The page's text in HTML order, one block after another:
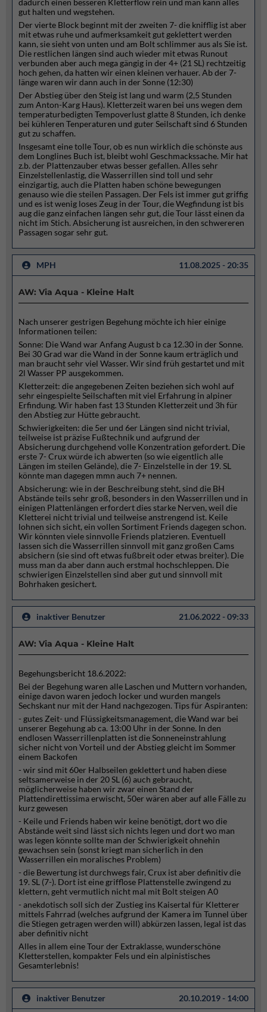
dadurch einen besseren Kletterflow rein und man kann alles
gut halten und wegstehen.
Der vierte Block beginnt mit der zweiten 7- die knifflig ist aber
mit etwas ruhe und aufmerksamkeit gut geklettert werden
kann, sie sieht von unten und am Bolt schlimmer aus als Sie ist.
Die restlichen längen sind auch wieder mit etwas Runout
verbunden aber auch mega gängig in der 4+ (21 SL) rechtzeitig
hoch gehen, da hatten wir einen kleinen verhauer. Ab der 7-
länge waren wir dann auch in der Sonne (12:30)
Der Abstieg über den Steig ist lang und warm (2,5 Stunden
zum Anton-Karg Haus). Kletterzeit waren bei uns wegen dem
temperaturbedigten Tempoverlust glatte 8 Stunden, ich denke
bei kühleren Tenperaturen und guter Seilschaft sind 6 Stunden
gut zu schaffen.
Insgesamt eine tolle Tour, ob es nun wirklich die schönste aus
dem Longlines Buch ist, bleibt wohl Geschmackssache. Mir hat
z.b. der Plattenzauber etwas besser gefallen. Alles sehr
Einzelstellenlastig, die Wasserrillen sind toll und sehr
einzigartig, auch die Platten haben schöne bewegungen
genauso wie die steilen Passagen. Der Fels ist immer gut griffig
und es ist wenig loses Zeug in der Tour, die Wegfindung ist bis
aug die ganz einfachen längen sehr gut, die Tour lässt einen da
nicht im Stich. Absicherung ist ausreichen, in den schwereren
Passagen sogar sehr gut.
MPH 11.08.2025 - 20:35
AW: Via Aqua - Kleine Halt
Nach unserer gestrigen Begehung möchte ich hier einige
Informationen teilen:
Sonne: Die Wand war Anfang August b ca 12.30 in der Sonne.
Bei 30 Grad war die Wand in der Sonne kaum erträglich und
man braucht sehr viel Wasser. Wir sind früh gestartet und mit
2l Wasser PP ausgekommen.
Kletterzeit: die angegebenen Zeiten beziehen sich wohl auf
sehr eingespielte Seilschaften mit viel Erfahrung in alpiner
Erfindung. Wir haben fast 13 Stunden Kletterzeit und 3h für
den Abstieg zur Hütte gebraucht.
Schwierigkeiten: die 5er und 6er Längen sind nicht trivial,
teilweise ist präzise Fußtechnik und aufgrund der
Absicherung durchgehend volle Konzentration gefordert. Die
erste 7- Crux würde ich abwerten (so wie eigentlich alle
Längen im steilen Gelände), die 7- Einzelstelle in der 19. SL
könnte man dagegen mmn auch 7+ nennen.
Absicherung: wie in der Beschreibung steht, sind die BH
Abstände teils sehr groß, besonders in den Wasserrillen und in
einigen Plattenlängen erfordert dies starke Nerven, weil die
Kletterei nicht trivial und teilweise anstrengend ist. Keile
lohnen sich sicht, ein vollen Sortiment Friends dagegen schon.
Wir könnten viele sinnvolle Friends platzieren. Eventuell
lassen sich die Wasserrillen sinnvoll mit ganz großen Cams
absichern (sie sind oft etwas fußbreit oder etwas breiter). Die
muss man da aber dann auch erstmal hochschleppen. Die
schwierigen Einzelstellen sind aber gut und sinnvoll mit
Bohrhaken gesichert.
inaktiver Benutzer 21.06.2022 - 09:33
AW: Via Aqua - Kleine Halt
Begehungsbericht 18.6.2022:
Bei der Begehung waren alle Laschen und Muttern vorhanden,
einige davon waren jedoch locker und wurden mangels
Sechskant nur mit der Hand nachgezogen. Tips für Aspiranten:
- gutes Zeit- und Flüssigkeitsmanagement, die Wand war bei
unserer Begehung ab ca. 13:00 Uhr in der Sonne. In den
endlosen Wasserrillenplatten ist die Sonneneinstrahlung
sicher nicht von Vorteil und der Abstieg gleicht im Sommer
einem Backofen
- wir sind mit 60er Halbseilen geklettert und haben diese
seltsamerweise in der 20 SL (6) auch gebraucht,
möglicherweise haben wir zwar einen Stand der
Plattendirettissima erwischt, 50er wären aber auf alle Fälle zu
kurz gewesen
- Keile und Friends haben wir keine benötigt, dort wo die
Abstände weit sind lässt sich nichts legen und dort wo man
was legen könnte sollte man der Schwierigkeit ohnehin
gewachsen sein (sonst kriegt man sicherlich in den
Wasserrillen ein moralisches Problem)
- die Bewertung ist durchwegs fair, Crux ist aber definitiv die
19. SL (7-). Dort ist eine grifflose Plattenstelle zwingend zu
klettern, geht vermutlich nicht mal mit Bolt steigen A0
- anekdotisch soll sich der Zustieg ins Kaisertal für Kletterer
mittels Fahrrad (welches aufgrund der Kamera im Tunnel über
die Stiegen getragen werden will) abkürzen lassen, legal ist das
aber definitiv nicht
Alles in allem eine Tour der Extraklasse, wunderschöne
Kletterstellen, kompakter Fels und ein alpinistisches
Gesamterlebnis!
inaktiver Benutzer 20.10.2019 - 14:00